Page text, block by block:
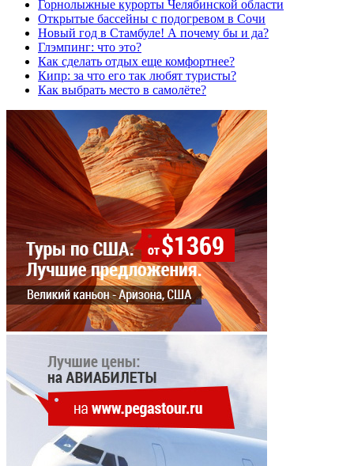
Горнолыжные курорты Челябинской области
Открытые бассейны с подогревом в Сочи
Новый год в Стамбуле! А почему бы и да?
Глэмпинг: что это?
Как сделать отдых еще комфортнее?
Кипр: за что его так любят туристы?
Как выбрать место в самолёте?